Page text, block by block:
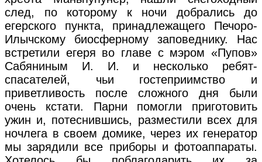
след, по которому к ночи добрались до
егерского пункта, принадлежащего Печоро-
Илычскому биосферному заповеднику. Нас
встретили егеря во главе с мэром «Пупов»
Сабяниным И. И. и несколько ребят-
спасателей, чьи гостеприимство и
приветливость после сложного дня были
очень кстати. Парни помогли приготовить
ужин и, потеснившись, разместили всех для
ночлега в своем домике, через их генератор
мы зарядили все приборы и фотоаппараты.